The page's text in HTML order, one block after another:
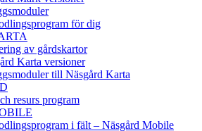
för dig
av gårdskartor
Karta versioner
till Näsgård Karta
resurs program
i fält – Näsgård Mobile